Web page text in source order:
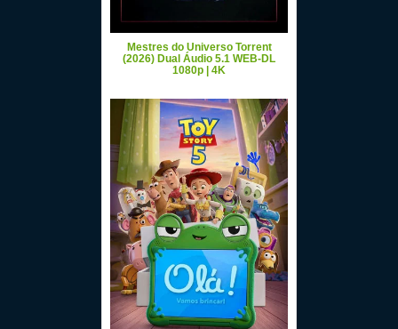
Mestres do Universo Torrent
(2026) Dual Áudio 5.1 WEB-DL
1080p | 4K